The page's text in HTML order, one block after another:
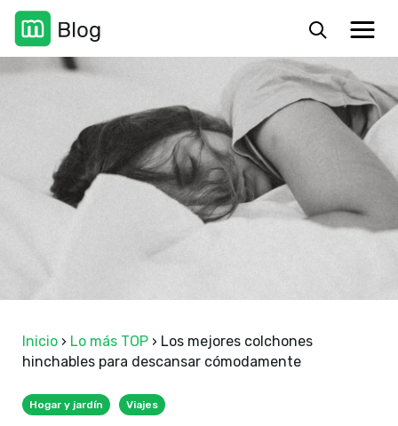
Inicio › Lo más TOP › Los mejores colchones
hinchables para descansar cómodamente
Hogar y jardín Viajes